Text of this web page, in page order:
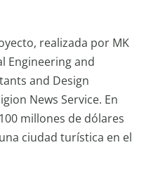
realizada por MK
Engineering and
and Design
News Service. En
millones de dólares
ciudad turística en el